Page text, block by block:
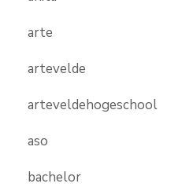
arte
artevelde
arteveldehogeschool
aso
bachelor